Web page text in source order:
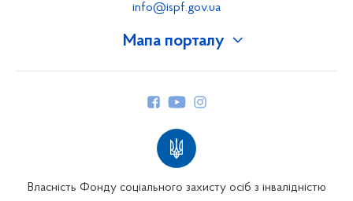
Мапа порталу
info@ispf.gov.ua
Власність Фонду соціального захисту осіб з інвалідністю